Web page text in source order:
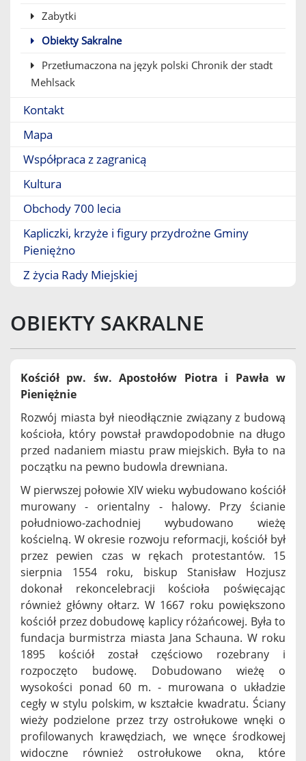
Zabytki
Obiekty Sakralne
Przetłumaczona na język polski Chronik der stadt
Mehlsack
Kontakt
Mapa
Współpraca z zagranicą
Kultura
Obchody 700 lecia
Kapliczki, krzyże i figury przydrożne Gminy
Pieniężno
Z życia Rady Miejskiej
OBIEKTY SAKRALNE
Kościół pw. św. Apostołów Piotra i Pawła w
Pieniężnie
Rozwój miasta był nieodłącznie związany z budową
kościoła, który powstał prawdopodobnie na długo
przed nadaniem miastu praw miejskich. Była to na
początku na pewno budowla drewniana.
W pierwszej połowie XIV wieku wybudowano kościół
murowany - orientalny - halowy. Przy ścianie
południowo-zachodniej wybudowano wieżę
kościelną. W okresie rozwoju reformacji, kościół był
przez pewien czas w rękach protestantów. 15
sierpnia 1554 roku, biskup Stanisław Hozjusz
dokonał rekoncelebracji kościoła poświęcając
również główny ołtarz. W 1667 roku powiększono
kościół przez dobudowę kaplicy różańcowej. Była to
fundacja burmistrza miasta Jana Schauna. W roku
1895 kościół został częściowo rozebrany i
rozpoczęto budowę. Dobudowano wieżę o
wysokości ponad 60 m. - murowana o układzie
cegły w stylu polskim, w kształcie kwadratu. Ściany
wieży podzielone przez trzy ostrołukowe wnęki o
profilowanych krawędziach, we wnęce środkowej
widoczne również ostrołukowe okna, które